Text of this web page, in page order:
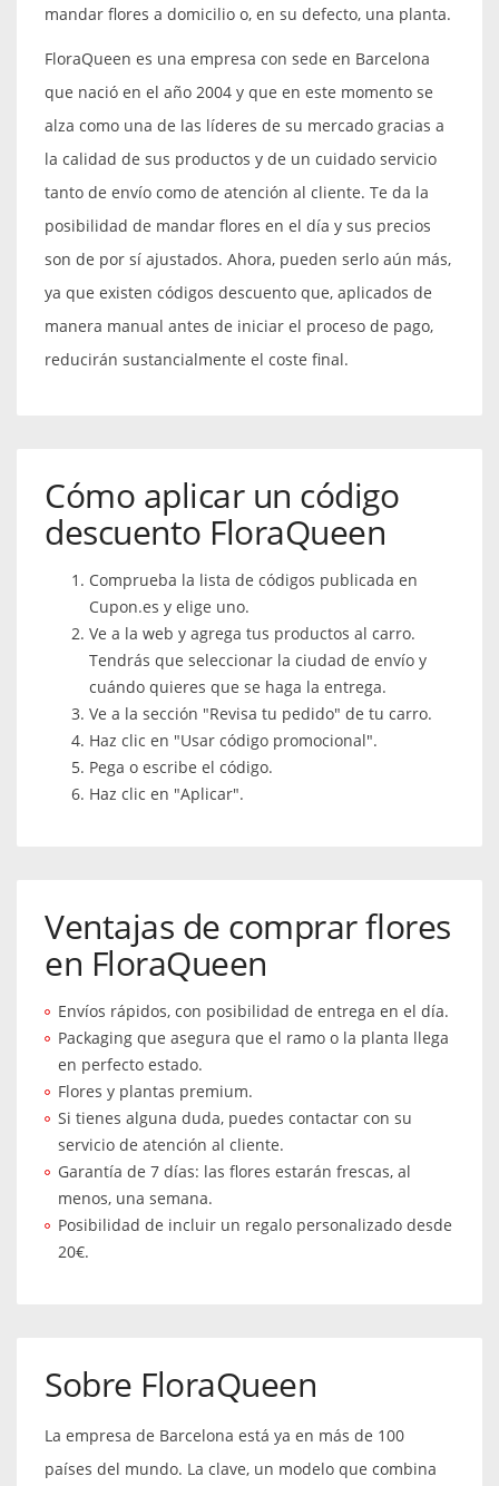
mandar flores a domicilio o, en su defecto, una planta.
FloraQueen es una empresa con sede en Barcelona
que nació en el año 2004 y que en este momento se
alza como una de las líderes de su mercado gracias a
la calidad de sus productos y de un cuidado servicio
tanto de envío como de atención al cliente. Te da la
posibilidad de mandar flores en el día y sus precios
son de por sí ajustados. Ahora, pueden serlo aún más,
ya que existen códigos descuento que, aplicados de
manera manual antes de iniciar el proceso de pago,
reducirán sustancialmente el coste final.
Cómo aplicar un código
descuento FloraQueen
Comprueba la lista de códigos publicada en
Cupon.es y elige uno.
Ve a la web y agrega tus productos al carro.
Tendrás que seleccionar la ciudad de envío y
cuándo quieres que se haga la entrega.
Ve a la sección "Revisa tu pedido" de tu carro.
Haz clic en "Usar código promocional".
Pega o escribe el código.
Haz clic en "Aplicar".
Ventajas de comprar flores
en FloraQueen
Envíos rápidos, con posibilidad de entrega en el día.
Packaging que asegura que el ramo o la planta llega
en perfecto estado.
Flores y plantas premium.
Si tienes alguna duda, puedes contactar con su
servicio de atención al cliente.
Garantía de 7 días: las flores estarán frescas, al
menos, una semana.
Posibilidad de incluir un regalo personalizado desde
20€.
Sobre FloraQueen
La empresa de Barcelona está ya en más de 100
países del mundo. La clave, un modelo que combina